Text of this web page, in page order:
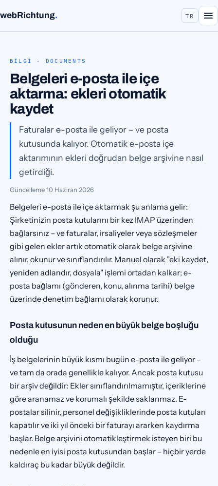
webRichtung. TR
BILGI · DOCUMENTS
Belgeleri e-posta ile içe
aktarma: ekleri otomatik
kaydet
Faturalar e-posta ile geliyor – ve posta
kutusunda kalıyor. Otomatik e-posta içe
aktarımının ekleri doğrudan belge arşivine nasıl
getirdiği.
Güncelleme10 Haziran 2026
Belgeleri e-posta ile içe aktarmak şu anlama gelir:
Şirketinizin posta kutularını bir kez IMAP üzerinden
bağlarsınız – ve faturalar, irsaliyeler veya sözleşmeler
gibi gelen ekler artık otomatik olarak belge arşivine
alınır, okunur ve sınıflandırılır. Manuel olarak "eki kaydet,
yeniden adlandır, dosyala" işlemi ortadan kalkar; e-
posta bağlamı (gönderen, konu, alınma tarihi) belge
üzerinde denetim bağlamı olarak korunur.
Posta kutusunun neden en büyük belge boşluğu
olduğu
İş belgelerinin büyük kısmı bugün e-posta ile geliyor –
ve tam da orada genellikle kalıyor. Ancak posta kutusu
bir arşiv değildir: Ekler sınıflandırılmamıştır, içeriklerine
göre aranamaz ve korumalı şekilde saklanmaz. E-
postalar silinir, personel değişikliklerinde posta kutuları
kapatılır ve iki yıl önceki bir faturayı ararken kaydırma
başlar. Belge arşivini otomatikleştirmek isteyen biri bu
nedenle en iyisi posta kutusundan başlar – hiçbir yerde
kaldıraç bu kadar büyük değildir.